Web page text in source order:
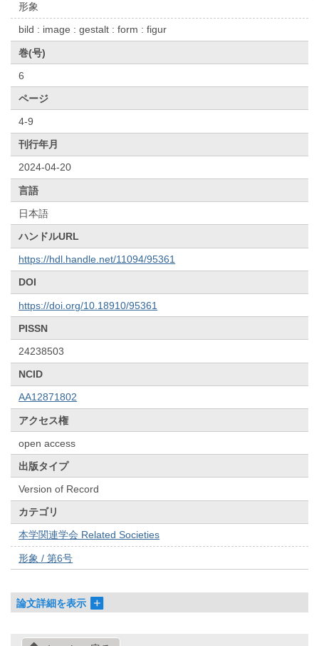
形象
bild : image : gestalt : form : figur
巻(号)
6
ページ
4-9
刊行年月
2024-04-20
言語
日本語
ハンドルURL
https://hdl.handle.net/11094/95361
DOI
https://doi.org/10.18910/95361
PISSN
24238503
NCID
AA12871802
アクセス権
open access
出版タイプ
Version of Record
カテゴリ
本学関連学会 Related Societies
形象 / 第6号
論文詳細を表示